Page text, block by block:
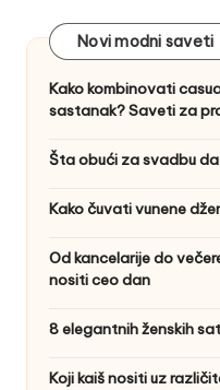
Novi modni saveti
Kako kombinovati
sastanak? Saveti za
Šta obući za svadbu
Kako čuvati vunene
Od kancelarije do
nositi ceo dan
8 elegantnih ženskih
Koji kaiš nositi uz